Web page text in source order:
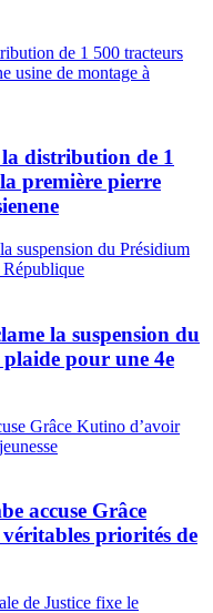
distribution de 1
première pierre
la suspension du
plaide pour une 4e
accuse Grâce
priorités de